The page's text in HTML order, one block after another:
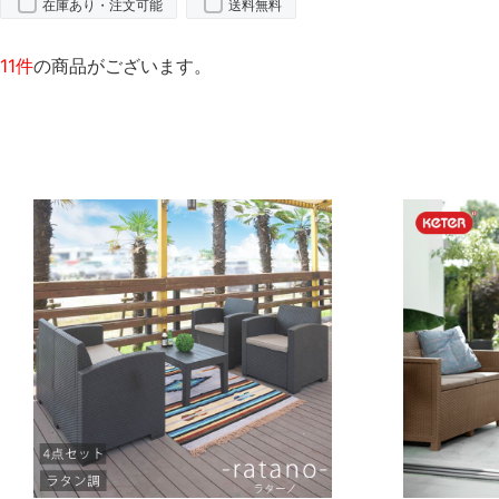
在庫あり・注文可能 送料無料
11件の商品がございます。